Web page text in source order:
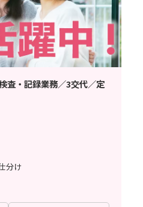
査・記録業務／3交代／定
分け